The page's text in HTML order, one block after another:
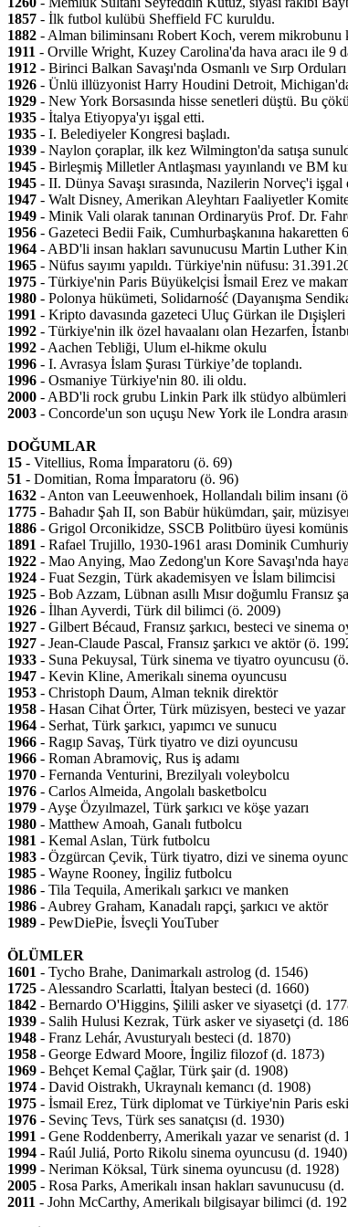
1857 - İlk futbol kulübü Sheffield FC kuruldu.
1882 - Alman biliminsanı Robert Koch, verem mikrobunu
1911 - Orville Wright, Kuzey Carolina'da hava aracı ile 9
1912 - Birinci Balkan Savaşı'nda Osmanlı ve Sırp
1926 - Ünlü illüzyonist Harry Houdini Detroit,
1929 - New York Borsasında hisse senetleri düştü. Bu
1935 - İtalya Etiyopya'yı işgal etti.
1935 - I. Belediyeler Kongresi başladı.
1939 - Naylon çoraplar, ilk kez Wilmington'da satışa
1945 - Birleşmiş Milletler Antlaşması yayınlandı ve BM
1945 - II. Dünya Savaşı sırasında, Nazilerin Norveç'i
1947 - Walt Disney, Amerikan Aleyhtarı Faaliyetler
1949 - Minik Vali olarak tanınan Ordinaryüs Prof. Dr.
1956 - Gazeteci Bedii Faik, Cumhurbaşkanına hakaretten
1964 - ABD'li insan hakları savunucusu Martin Luther
1965 - Nüfus sayımı yapıldı. Türkiye'nin nüfusu:
1975 - Türkiye'nin Paris Büyükelçisi İsmail Erez ve
1980 - Polonya hükümeti, Solidarność (Dayanışma
1991 - Kripto davasında gazeteci Uluç Gürkan ile
1992 - Türkiye'nin ilk özel havaalanı olan Hezarfen,
1992 - Aachen Tebliği, Ulum el-hikme okulu
1996 - I. Avrasya İslam Şurası Türkiye’de toplandı.
1996 - Osmaniye Türkiye'nin 80. ili oldu.
2000 - ABD'li rock grubu Linkin Park ilk stüdyo albümleri
2003 - Concorde'un son uçuşu New York ile Londra
DOĞUMLAR
15 - Vitellius, Roma İmparatoru (ö. 69)
51 - Domitian, Roma İmparatoru (ö. 96)
1632 - Anton van Leeuwenhoek, Hollandalı bilim insanı
1775 - Bahadır Şah II, son Babür hükümdarı, şair,
1886 - Grigol Orconikidze, SSCB Politbüro üyesi
1891 - Rafael Trujillo, 1930-1961 arası Dominik
1922 - Mao Anying, Mao Zedong'un Kore Savaşı'nda
1924 - Fuat Sezgin, Türk akademisyen ve İslam bilimcisi
1925 - Bob Azzam, Lübnan asıllı Mısır doğumlu Fransız
1926 - İlhan Ayverdi, Türk dil bilimci (ö. 2009)
1927 - Gilbert Bécaud, Fransız şarkıcı, besteci ve sinema
1927 - Jean-Claude Pascal, Fransız şarkıcı ve aktör (ö.
1933 - Suna Pekuysal, Türk sinema ve tiyatro oyuncusu
1947 - Kevin Kline, Amerikalı sinema oyuncusu
1953 - Christoph Daum, Alman teknik direktör
1958 - Hasan Cihat Örter, Türk müzisyen, besteci ve yazar
1964 - Serhat, Türk şarkıcı, yapımcı ve sunucu
1966 - Ragıp Savaş, Türk tiyatro ve dizi oyuncusu
1966 - Roman Abramoviç, Rus iş adamı
1970 - Fernanda Venturini, Brezilyalı voleybolcu
1976 - Carlos Almeida, Angolalı basketbolcu
1979 - Ayşe Özyılmazel, Türk şarkıcı ve köşe yazarı
1980 - Matthew Amoah, Ganalı futbolcu
1981 - Kemal Aslan, Türk futbolcu
1983 - Özgürcan Çevik, Türk tiyatro, dizi ve sinema
1985 - Wayne Rooney, İngiliz futbolcu
1986 - Tila Tequila, Amerikalı şarkıcı ve manken
1986 - Aubrey Graham, Kanadalı rapçi, şarkıcı ve aktör
1989 - PewDiePie, İsveçli YouTuber
ÖLÜMLER
1601 - Tycho Brahe, Danimarkalı astrolog (d. 1546)
1725 - Alessandro Scarlatti, İtalyan besteci (d. 1660)
1842 - Bernardo O'Higgins, Şilili asker ve siyasetçi (d.
1939 - Salih Hulusi Kezrak, Türk asker ve siyasetçi (d.
1948 - Franz Lehár, Avusturyalı besteci (d. 1870)
1958 - George Edward Moore, İngiliz filozof (d. 1873)
1969 - Behçet Kemal Çağlar, Türk şair (d. 1908)
1974 - David Oistrakh, Ukraynalı kemancı (d. 1908)
1975 - İsmail Erez, Türk diplomat ve Türkiye'nin Paris
1976 - Sevinç Tevs, Türk ses sanatçısı (d. 1930)
1991 - Gene Roddenberry, Amerikalı yazar ve senarist (d.
1994 - Raúl Juliá, Porto Rikolu sinema oyuncusu (d. 1940)
1999 - Neriman Köksal, Türk sinema oyuncusu (d. 1928)
2005 - Rosa Parks, Amerikalı insan hakları savunucusu
2011 - John McCarthy, Amerikalı bilgisayar bilimci (d.